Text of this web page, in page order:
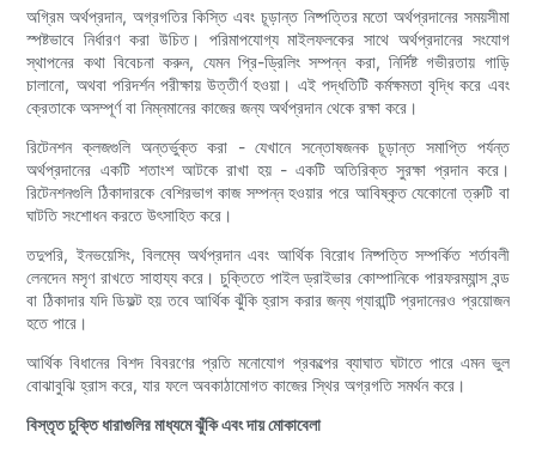
অগ্রিম অর্থপ্রদান, অগ্রগতির কিস্তি এবং চূড়ান্ত নিষ্পত্তির মতো অর্থপ্রদানের সময়সীমা
স্পষ্টভাবে নির্ধারণ করা উচিত। পরিমাপযোগ্য মাইলফলকের সাথে অর্থপ্রদানের সংযোগ
স্থাপনের কথা বিবেচনা করুন, যেমন প্রি-ড্রিলিং সম্পন্ন করা, নির্দিষ্ট গভীরতায় গাড়ি
চালানো, অথবা পরিদর্শন পরীক্ষায় উত্তীর্ণ হওয়া। এই পদ্ধতিটি কর্মক্ষমতা বৃদ্ধি করে এবং
ক্রেতাকে অসম্পূর্ণ বা নিম্নমানের কাজের জন্য অর্থপ্রদান থেকে রক্ষা করে।
রিটেনশন ক্লজগুলি অন্তর্ভুক্ত করা - যেখানে সন্তোষজনক চূড়ান্ত সমাপ্তি পর্যন্ত
অর্থপ্রদানের একটি শতাংশ আটকে রাখা হয় - একটি অতিরিক্ত সুরক্ষা প্রদান করে।
রিটেনশনগুলি ঠিকাদারকে বেশিরভাগ কাজ সম্পন্ন হওয়ার পরে আবিষ্কৃত যেকোনো ত্রুটি বা
ঘাটতি সংশোধন করতে উৎসাহিত করে।
তদুপরি, ইনভয়েসিং, বিলম্বে অর্থপ্রদান এবং আর্থিক বিরোধ নিষ্পত্তি সম্পর্কিত শর্তাবলী
লেনদেন মসৃণ রাখতে সাহায্য করে। চুক্তিতে পাইল ড্রাইভার কোম্পানিকে পারফরম্যান্স বন্ড
বা ঠিকাদার যদি ডিফল্ট হয় তবে আর্থিক ঝুঁকি হ্রাস করার জন্য গ্যারান্টি প্রদানেরও প্রয়োজন
হতে পারে।
আর্থিক বিধানের বিশদ বিবরণের প্রতি মনোযোগ প্রকল্পের ব্যাঘাত ঘটাতে পারে এমন ভুল
বোঝাবুঝি হ্রাস করে, যার ফলে অবকাঠামোগত কাজের স্থির অগ্রগতি সমর্থন করে।
বিস্তৃত চুক্তি ধারাগুলির মাধ্যমে ঝুঁকি এবং দায় মোকাবেলা